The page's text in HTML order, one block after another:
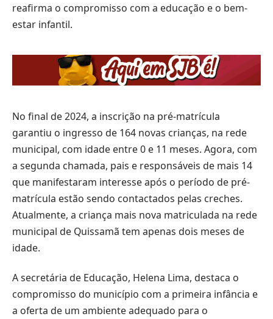
reafirma o compromisso com a educação e o bem-
estar infantil.
No final de 2024, a inscrição na pré-matrícula
garantiu o ingresso de 164 novas crianças, na rede
municipal, com idade entre 0 e 11 meses. Agora, com
a segunda chamada, pais e responsáveis de mais 14
que manifestaram interesse após o período de pré-
matrícula estão sendo contactados pelas creches.
Atualmente, a criança mais nova matriculada na rede
municipal de Quissamã tem apenas dois meses de
idade.
A secretária de Educação, Helena Lima, destaca o
compromisso do município com a primeira infância e
a oferta de um ambiente adequado para o